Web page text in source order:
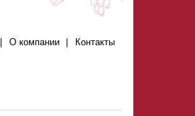
О компании Контакты